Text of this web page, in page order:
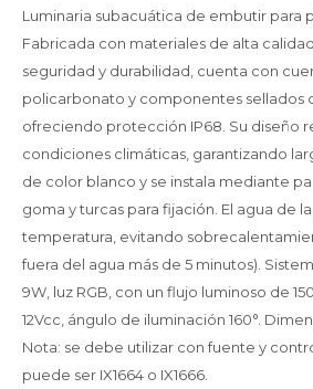
Luminaria subacuática de embutir para
Fabricada con materiales de alta
seguridad y durabilidad, cuenta con
policarbonato y componentes sellados
ofreciendo protección IP68. Su diseño
condiciones climáticas, garantizando
de color blanco y se instala mediante
goma y turcas para fijación. El agua de
temperatura, evitando
fuera del agua más de 5 minutos).
9W, luz RGB, con un flujo luminoso de
12Vcc, ángulo de iluminación 160°.
Nota: se debe utilizar con fuente y
puede ser IX1664 o IX1666.